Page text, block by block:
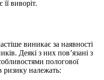
виворіт.
виникає за наявності
Деякі з них пов’язані з
пологової
ризику належать: